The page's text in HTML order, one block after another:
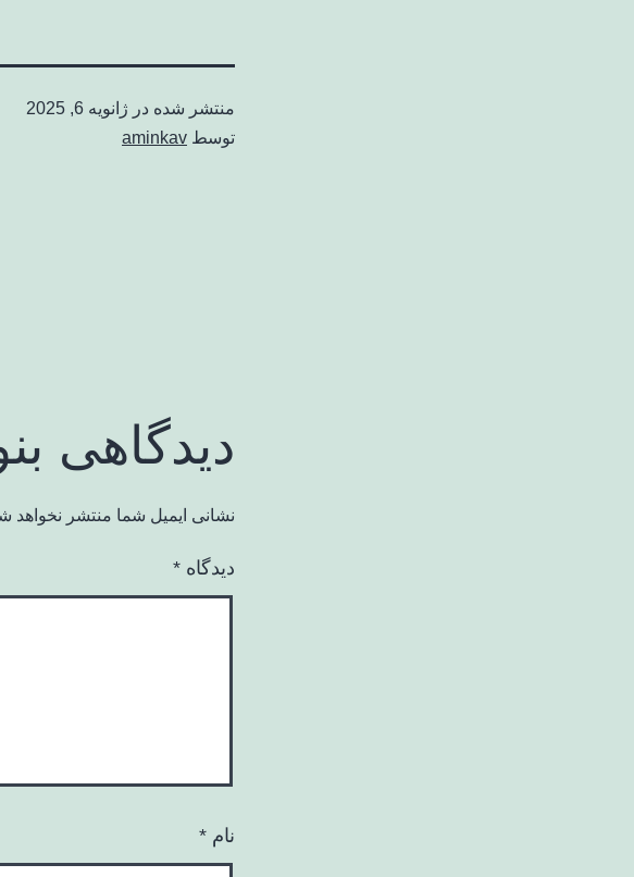
منتشر شده در ژانویه 6, 2025
توسط aminkav
دیدگاهی
نشانی ایمیل شما منتشر نخواهد
دیدگاه *
نام *